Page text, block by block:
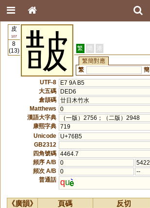
皮
107
8
(13)
皵 繁 簡 港
繁簡對應
繁
簡
UTF-8
E7 9A B5
大五碼
DED6
倉頡碼 廿日木竹水
Matthews
0
漢語大字典
（一版）2756；（二版）2948
康熙字典 719
Unicode
U+76B5
GB2312
四角號碼 4464.7
頻序 A/B
0
5422
頻次 A/B
0
--
普通話 qu
《廣韻》 頁碼 反切